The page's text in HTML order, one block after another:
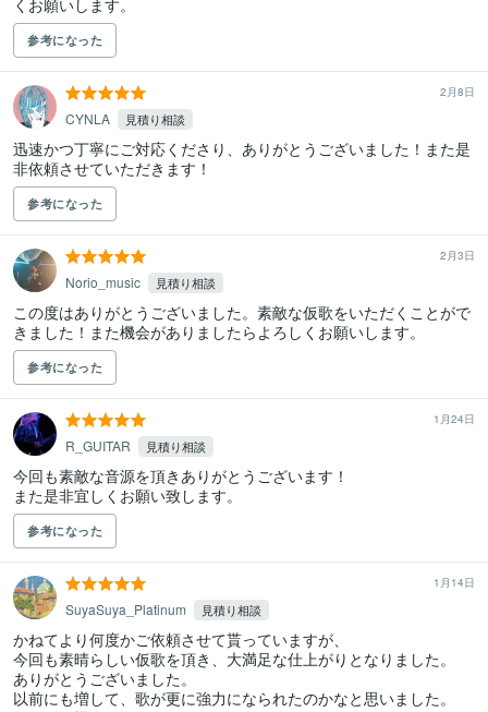
くお願いします。
参考になった
2月8日
CYNLA 見積り相談
迅速かつ丁寧にご対応くださり、ありがとうございました！また是
非依頼させていただきます！
参考になった
2月3日
Norio_music 見積り相談
この度はありがとうございました。素敵な仮歌をいただくことがで
きました！また機会がありましたらよろしくお願いします。
参考になった
1月24日
R_GUITAR 見積り相談
今回も素敵な音源を頂きありがとうございます！
また是非宜しくお願い致します。
参考になった
1月14日
SuyaSuya_Platinum 見積り相談
かねてより何度かご依頼させて貰っていますが、
今回も素晴らしい仮歌を頂き、大満足な仕上がりとなりました。
ありがとうございました。
以前にも増して、歌が更に強力になられたのかなと思いました。